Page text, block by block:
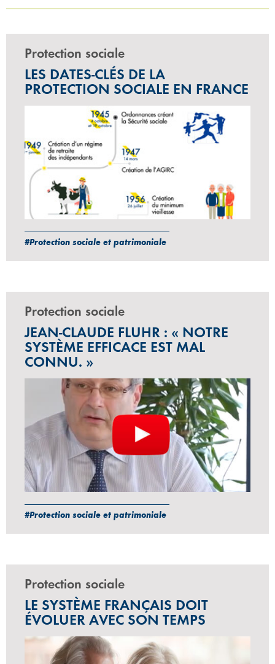
Protection sociale
LES DATES-CLÉS DE LA
PROTECTION SOCIALE EN FRANCE
#Protection sociale et patrimoniale
Protection sociale
JEAN-CLAUDE FLUHR : « NOTRE
SYSTÈME EFFICACE EST MAL
CONNU. »
#Protection sociale et patrimoniale
Protection sociale
LE SYSTÈME FRANÇAIS DOIT
ÉVOLUER AVEC SON TEMPS